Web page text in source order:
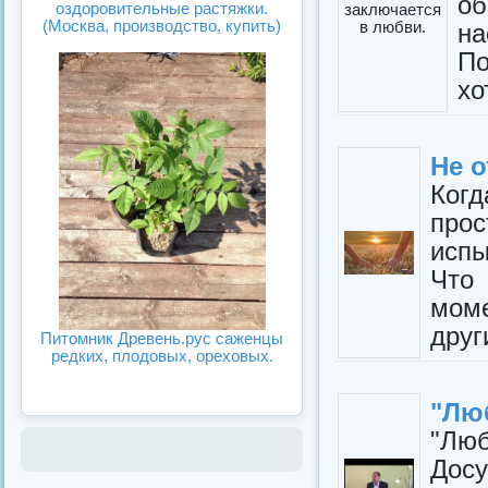
Не
Что
оздоровительные растяжки.
(Москва, производство, купить)
Питомник Древень.рус саженцы
редких, плодовых, ореховых.